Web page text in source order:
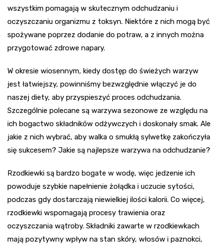
wszystkim pomagają w skutecznym odchudzaniu i
oczyszczaniu organizmu z toksyn. Niektóre z nich mogą być
spożywane poprzez dodanie do potraw, a z innych można
przygotować zdrowe napary.
W okresie wiosennym, kiedy dostęp do świeżych warzyw
jest łatwiejszy, powinniśmy bezwzględnie włączyć je do
naszej diety, aby przyspieszyć proces odchudzania.
Szczególnie polecane są warzywa sezonowe ze względu na
ich bogactwo składników odżywczych i doskonały smak. Ale
jakie z nich wybrać, aby walka o smukłą sylwetkę zakończyła
się sukcesem? Jakie są najlepsze warzywa na odchudzanie?
Rzodkiewki są bardzo bogate w wodę, więc jedzenie ich
powoduje szybkie napełnienie żołądka i uczucie sytości,
podczas gdy dostarczają niewielkiej ilości kalorii. Co więcej,
rzodkiewki wspomagają procesy trawienia oraz
oczyszczania wątroby. Składniki zawarte w rzodkiewkach
mają pozytywny wpływ na stan skóry, włosów i paznokci,